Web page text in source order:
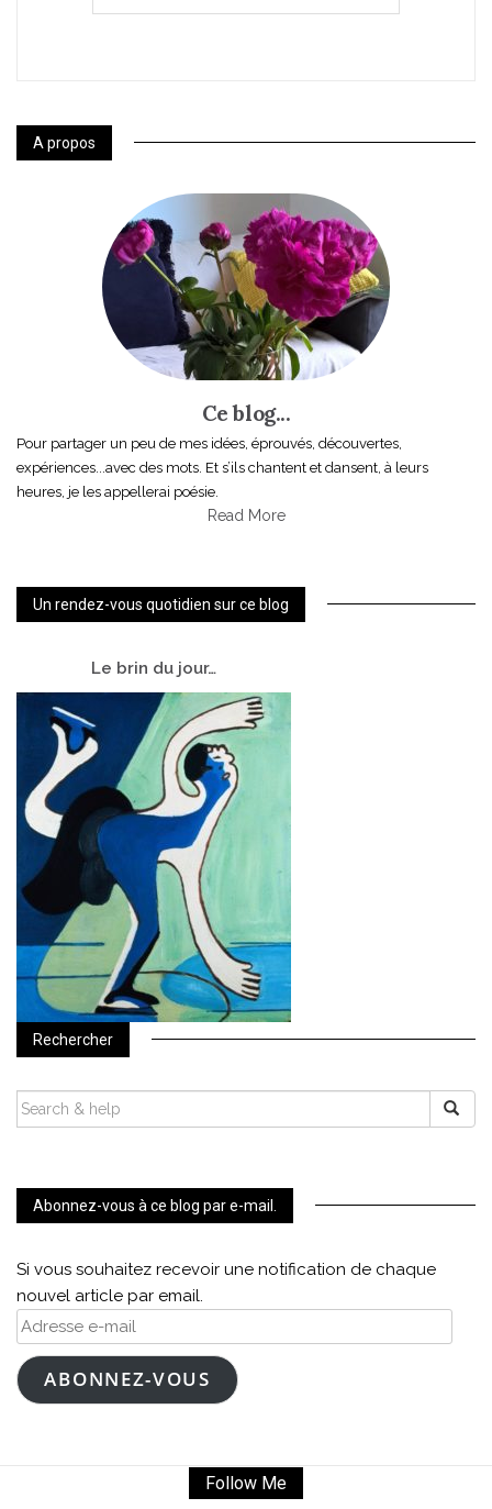
A propos
Ce blog...
Pour partager un peu de mes idées, éprouvés, découvertes,
expériences...avec des mots. Et s’ils chantent et dansent, à leurs
heures, je les appellerai poésie.
Read More
Un rendez-vous quotidien sur ce blog
Le brin du jour…
Rechercher
SEARCH
FOR:
Abonnez-vous à ce blog par e-mail.
Si vous souhaitez recevoir une notification de chaque
nouvel article par email.
Adresse
e-
mailABONNEZ-VOUS
Follow Me